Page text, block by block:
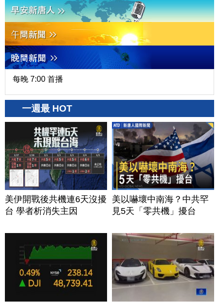
每晚 7:00 首播
一週最 HOT
美伊開戰後共機連6天沒擾
台 學者析消失主因
美以嚇壞中南海？中共罕
見5天「零共機」擾台